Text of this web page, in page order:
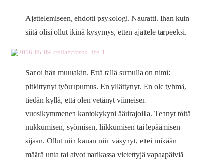
Ajattelemiseen, ehdotti psykologi. Nauratti. Ihan kuin
siitä olisi ollut ikinä kysymys, etten ajattele tarpeeksi.
Sanoi hän muutakin. Että tällä sumulla on nimi:
pitkittynyt työuupumus. En yllättynyt. En ole tyhmä,
tiedän kyllä, että olen vetänyt viimeisen
vuosikymmenen kantokykyni äärirajoilla. Tehnyt töitä
nukkumisen, syömisen, liikkumisen tai lepäämisen
sijaan. Ollut niin kauan niin väsynyt, ettei mikään
määrä unta tai aivot narikassa vietettyjä vapaapäiviä